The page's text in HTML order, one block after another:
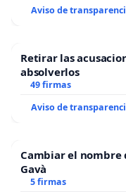
Aviso de
Retirar las
absolverlos
49 firmas
Aviso de
Cambiar el nombre
Gavà
5 firmas